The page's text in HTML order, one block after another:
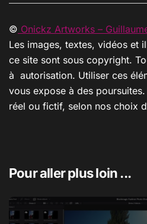
© Onickz Artworks –
Les images, textes, vidéos et
ce site sont sous copyright.
à autorisation. Utiliser ces
vous expose à des
réel ou fictif, selon nos choix
Pour aller plus loin ...